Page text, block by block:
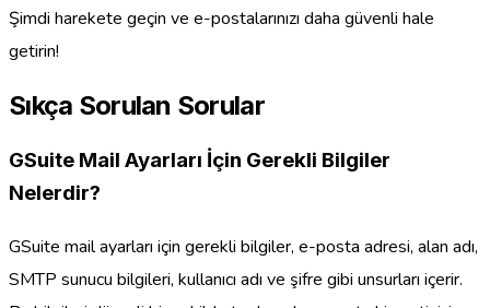
Şimdi harekete geçin ve e-postalarınızı daha güvenli hale
getirin!
Sıkça Sorulan Sorular
GSuite Mail Ayarları İçin Gerekli Bilgiler
Nelerdir?
GSuite mail ayarları için gerekli bilgiler, e-posta adresi, alan adı,
SMTP sunucu bilgileri, kullanıcı adı ve şifre gibi unsurları içerir.